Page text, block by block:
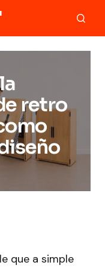
retro
que a simple